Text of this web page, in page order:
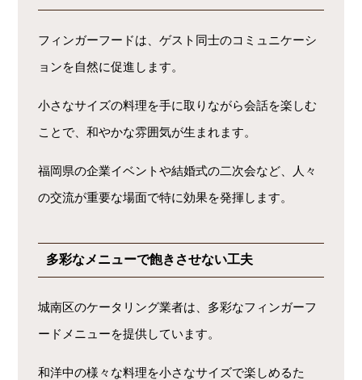
フィンガーフードは、ゲスト同士のコミュニケーシ
ョンを自然に促進します。
小さなサイズの料理を手に取りながら会話を楽しむ
ことで、和やかな雰囲気が生まれます。
福岡県の企業イベントや結婚式の二次会など、人々
の交流が重要な場面で特に効果を発揮します。
多彩なメニューで飽きさせない工夫
城南区のケータリング業者は、多彩なフィンガーフ
ードメニューを提供しています。
和洋中の様々な料理を小さなサイズで楽しめるた